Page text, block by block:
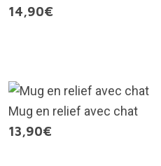
14,90€
Mug en relief avec chat
13,90€